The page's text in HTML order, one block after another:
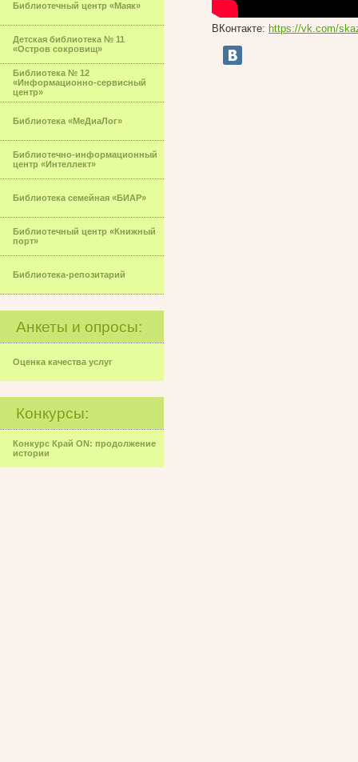
Библиотечный центр «Маяк»
Детская библиотека № 11
«Остров сокровищ»
Библиотека № 12
«Информационно-сервисный
центр»
Библиотека «МеДиаЛог»
Библиотечно-информационный
центр «Интеллект»
Библиотека семейная «БИАР»
Библиотечный центр «Книжный
порт»
Библиотека-репозитарий
Анкеты и опросы:
Оценка качества услуг
Конкурсы:
Конкурс Край ON: продолжение
истории
ВКонтакте: https://vk.com/